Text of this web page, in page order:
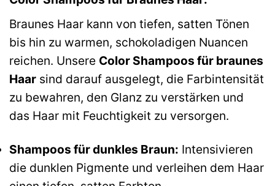
Braunes Haar kann von tiefen, satten Tönen
bis hin zu warmen, schokoladigen Nuancen
reichen. Unsere Color Shampoos für braunes
Haar sind darauf ausgelegt, die Farbintensität
zu bewahren, den Glanz zu verstärken und
das Haar mit Feuchtigkeit zu versorgen.
Shampoos für dunkles Braun: Intensivieren
die dunklen Pigmente und verleihen dem Haar